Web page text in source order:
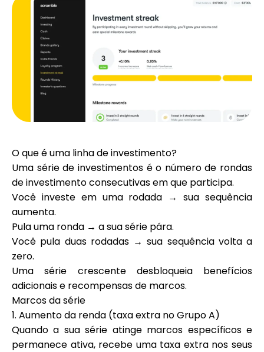
Calculadoras
Histórico de Rondas
Blog
Contacte-nos
Ajuda
Minha Conta
Obter Financiamento
O que é uma linha de investimento?
Uma série de investimentos é o número de rondas
de investimento consecutivas em que participa.
Você investe em uma rodada → sua sequência
aumenta.
Pula uma ronda → a sua série pára.
Você pula duas rodadas → sua sequência volta a
zero.
Uma série crescente desbloqueia benefícios
adicionais e recompensas de marcos.
Marcos da série
1. Aumento da renda (taxa extra no Grupo A)
Quando a sua série atinge marcos específicos e
permanece ativa, recebe uma taxa extra nos seus